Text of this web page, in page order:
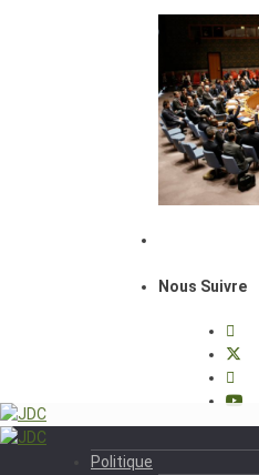
Nous Suivre
Politique